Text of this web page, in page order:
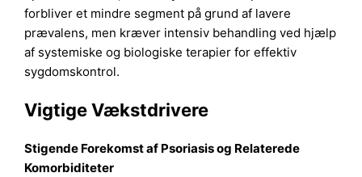
forbliver et mindre segment på grund af lavere
prævalens, men kræver intensiv behandling ved hjælp
af systemiske og biologiske terapier for effektiv
sygdomskontrol.
Vigtige Vækstdrivere
Stigende Forekomst af Psoriasis og Relaterede
Komorbiditeter